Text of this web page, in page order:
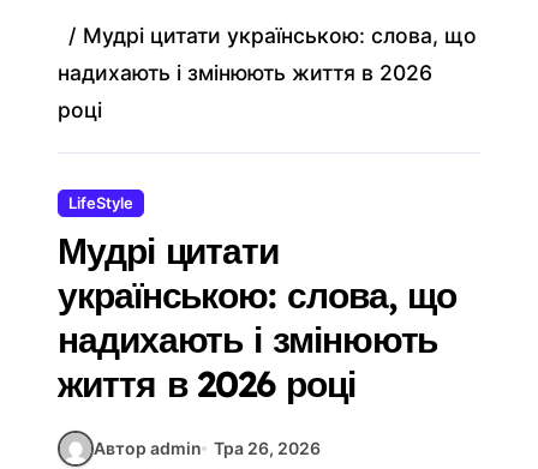
Мудрі цитати українською: слова, що
надихають і змінюють життя в 2026
році
LifeStyle
Мудрі цитати
українською: слова, що
надихають і змінюють
життя в 2026 році
Автор admin
Тра 26, 2026